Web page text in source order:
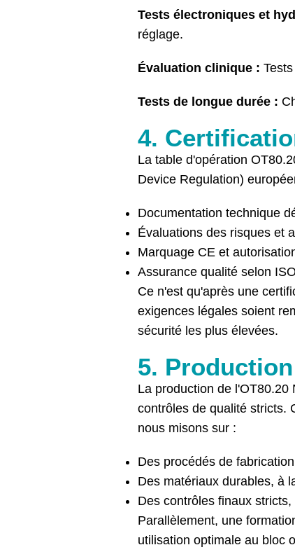
Tests électroniques et
réglage.
Évaluation clinique :
Tests de longue durée :
4.
La table d'opération
Device Regulation)
Documentation technique
Évaluations des risques et
Marquage CE et
Assurance qualité selon
Ce n'est qu'après une
exigences légales soient
sécurité les plus élevées.
5. Production
La production de
contrôles de qualité stricts.
nous misons sur :
Des procédés de
Des matériaux durables, à
Des contrôles finaux
Parallèlement, une
utilisation optimale au bloc